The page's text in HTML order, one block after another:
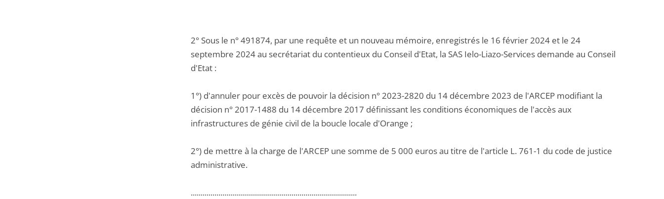
2° Sous le n° 491874, par une requête et un nouveau mémoire, enregistrés le 16 février 2024 et le 24
septembre 2024 au secrétariat du contentieux du Conseil d'Etat, la SAS Ielo-Liazo-Services demande au Conseil
d'Etat :
1°) d'annuler pour excès de pouvoir la décision n° 2023-2820 du 14 décembre 2023 de l'ARCEP modifiant la
décision n° 2017-1488 du 14 décembre 2017 définissant les conditions économiques de l'accès aux
infrastructures de génie civil de la boucle locale d'Orange ;
2°) de mettre à la charge de l'ARCEP une somme de 5 000 euros au titre de l'article L. 761-1 du code de justice
administrative.
....................................................................................